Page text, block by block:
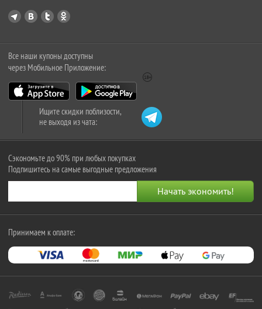
Все наши купоны доступны
через Мобильное Приложение:
Ищите скидки поблизости,
не выходя из чата:
Сэкономьте до 90% при любых покупках
Подпишитесь на самые выгодные предложения
Принимаем к оплате: